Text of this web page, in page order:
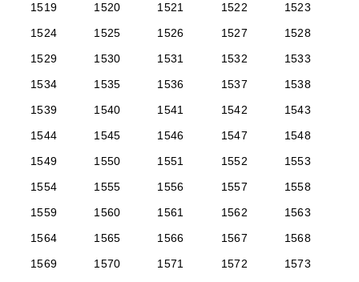
1519
1520 1521 1522
1523
1524
1525 1526 1527
1528
1529
1530 1531 1532
1533
1534
1535 1536 1537
1538
1539
1540 1541 1542
1543
1544
1545 1546 1547
1548
1549
1550 1551 1552
1553
1554
1555 1556 1557
1558
1559
1560 1561 1562
1563
1564
1565 1566 1567
1568
1569
1570 1571 1572
1573